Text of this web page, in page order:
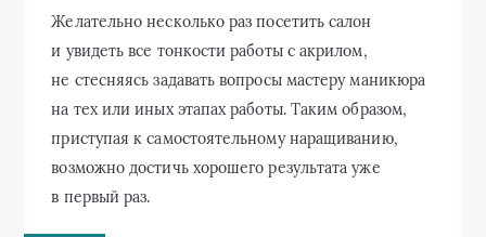
Желательно несколько раз посетить салон
и увидеть все тонкости работы с акрилом,
не стесняясь задавать вопросы мастеру маникюра
на тех или иных этапах работы. Таким образом,
приступая к самостоятельному наращиванию,
возможно достичь хорошего результата уже
в первый раз.